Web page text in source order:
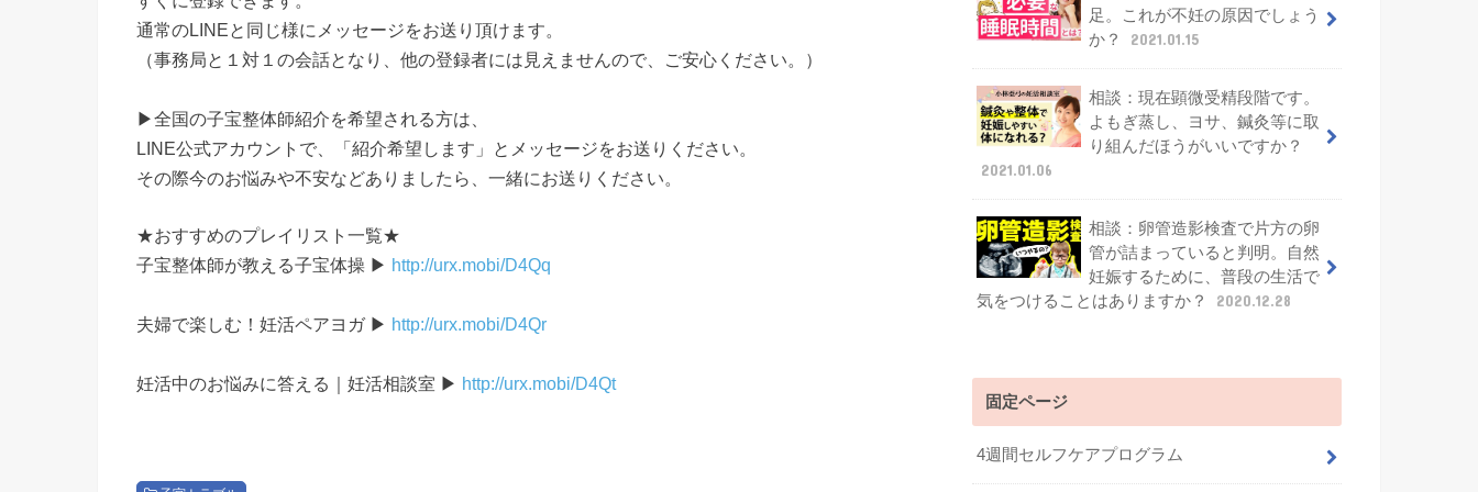
通常のLINEと同じ様にメッセージをお送り頂けます。
（事務局と１対１の会話となり、他の登録者には見えませんので、ご安心ください。）
▶全国の子宝整体師紹介を希望される方は、
LINE公式アカウントで、「紹介希望します」とメッセージをお送りください。
その際今のお悩みや不安などありましたら、一緒にお送りください。
★おすすめのプレイリスト一覧★
子宝整体師が教える子宝体操 ▶ http://urx.mobi/D4Qq
夫婦で楽しむ！妊活ペアヨガ ▶ http://urx.mobi/D4Qr
妊活中のお悩みに答える｜妊活相談室 ▶ http://urx.mobi/D4Qt
足。これが不妊の原因でしょう
か？
2021.01.15
相談：現在顕微受精段階です。
よもぎ蒸し、ヨサ、鍼灸等に取
り組んだほうがいいですか？
2021.01.06
相談：卵管造影検査で片方の卵
管が詰まっていると判明。自然
妊娠するために、普段の生活で
気をつけることはありますか？
2020.12.28
固定ページ
4週間セルフケアプログラム